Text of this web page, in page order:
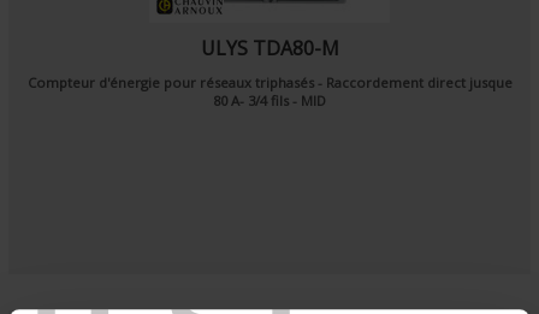
ULYS TDA80-M
Compteur d'énergie pour réseaux triphasés - Raccordement direct jusque
80 A- 3/4 fils - MID